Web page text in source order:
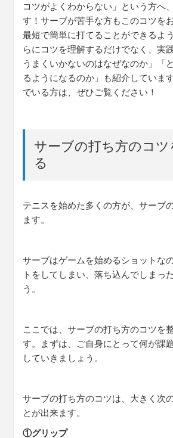
コツがよくわからない」という方へ
す！サーブが苦手な方もこのコツを
最短で簡単に打てることができるよ
らにコツを理解するだけでなく、実
うまくいかないのはなぜなのか」「
るようになるのか」も紹介していま
でいる方は、ぜひご覧ください！
サーブの打ち方のコツ
る
テニスを始めた多くの方が、サーブ
ます。
サーブはゲームを始めるショットな
トをしてしまい、落ち込んでしまっ
う。
ここでは、サーブの打ち方のコツを
す。まずは、ご自身にとって何が課
していきましょう。
サーブの打ち方のコツは、大きく次
とが出来ます。
①グリップ